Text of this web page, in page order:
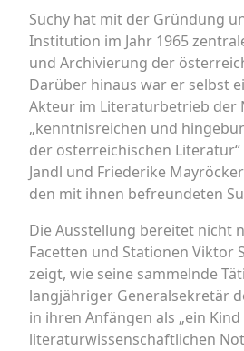
Suchy hat mit der Gründung
Institution im Jahr 1965
und Archivierung der
Darüber hinaus war er selbst
Akteur im Literaturbetrieb der
„kenntnisreichen und
der österreichischen
Jandl und Friederike Mayröcker
den mit ihnen befreundeten
Die Ausstellung bereitet nicht
Facetten und Stationen Viktor
zeigt, wie seine sammelnde
langjähriger Generalsekretär
in ihren Anfängen als „ein Kind
literaturwissenschaftlichen